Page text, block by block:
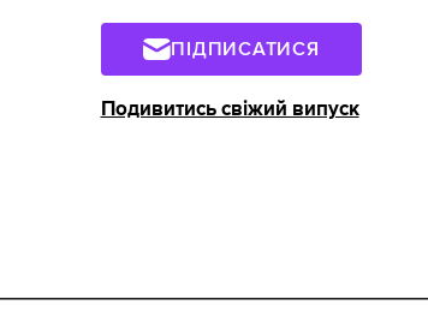
ПІДПИСАТИСЯ
Подивитись свіжий випуск